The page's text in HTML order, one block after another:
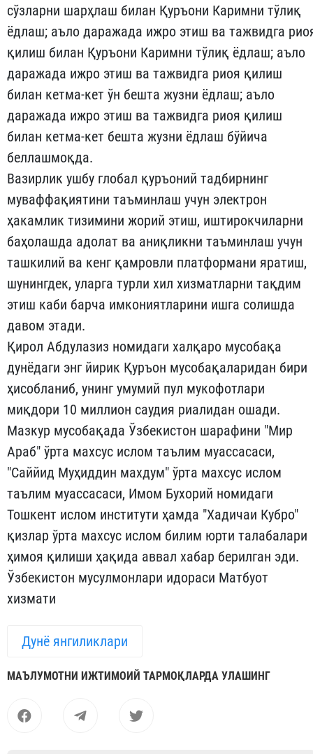
сўзларни шарҳлаш билан Қуръони Каримни тўлиқ
ёдлаш; аъло даражада ижро этиш ва тажвидга
қилиш билан Қуръони Каримни тўлиқ ёдлаш; аъло
даражада ижро этиш ва тажвидга риоя қилиш
билан кетма-кет ўн бешта жузни ёдлаш; аъло
даражада ижро этиш ва тажвидга риоя қилиш
билан кетма-кет бешта жузни ёдлаш бўйича
беллашмоқда.
Вазирлик ушбу глобал қуръоний тадбирнинг
муваффақиятини таъминлаш учун электрон
ҳакамлик тизимини жорий этиш, иштирокчиларни
баҳолашда адолат ва аниқликни таъминлаш учун
ташкилий ва кенг қамровли платформани яратиш,
шунингдек, уларга турли хил хизматларни тақдим
этиш каби барча имкониятларини ишга солишда
давом этади.
Қирол Абдулазиз номидаги халқаро мусобақа
дунёдаги энг йирик Қуръон мусобақаларидан бири
ҳисобланиб, унинг умумий пул мукофотлари
миқдори 10 миллион саудия риалидан ошади.
Мазкур мусобақада Ўзбекистон шарафини "Мир
Араб" ўрта махсус ислом таълим муассасаси,
"Саййид Муҳиддин махдум" ўрта махсус ислом
таълим муассасаси, Имом Бухорий номидаги
Тошкент ислом институти ҳамда "Хадичаи Кубро"
қизлар ўрта махсус ислом билим юрти талабалари
ҳимоя қилиши ҳақида аввал хабар берилган эди.
Ўзбекистон мусулмонлари идораси Матбуот
хизмати
Дунё янгиликлари
МАЪЛУМОТНИ ИЖТИМОИЙ ТАРМОҚЛАРДА УЛАШИНГ